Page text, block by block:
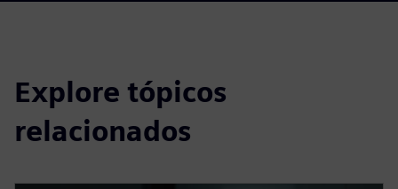
Explore tópicos
relacionados